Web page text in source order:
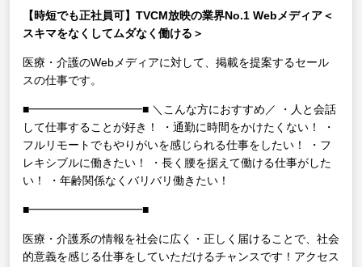
【時短でも正社員可】TVCM放映の業界No.1 Webメディア＜
スキマをなくしてムダなく働ける＞
医療・介護のWebメディアに対して、掲載を提案するセール
スの仕事です。
■━━━━━━━━━━■ ＼こんな方におすすめ／
・人と会話
して仕事することが好き！
・通勤に時間をかけたくない！
・
フルリモートでもやりがいを感じられる仕事をしたい！
・フ
レキシブルに働きたい！
・長く腰を据えて働ける仕事がした
い！
・年齢関係なくバリバリ働きたい！
■━━━━━━━━━━■
医療・介護系の情報を社会に広く・正しく届けることで、社会
的意義を感じる仕事をしていただけるチャンスです！アクセス